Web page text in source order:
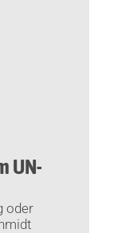
UN-
oder